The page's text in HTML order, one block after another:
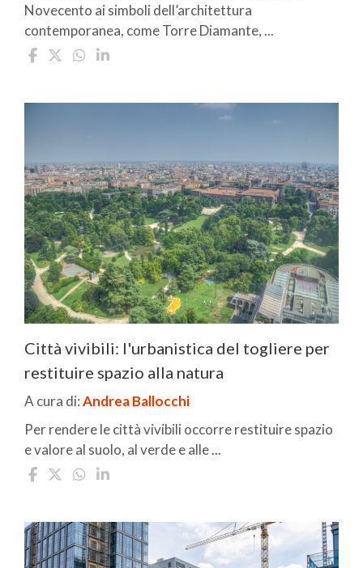
Novecento ai simboli dell’architettura
contemporanea, come Torre Diamante, ...
Città vivibili: l'urbanistica del togliere per
restituire spazio alla natura
A cura di:Andrea Ballocchi
Per rendere le città vivibili occorre restituire spazio
e valore al suolo, al verde e alle ...